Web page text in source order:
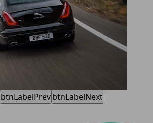
btnLabelPrev btnLabelNext